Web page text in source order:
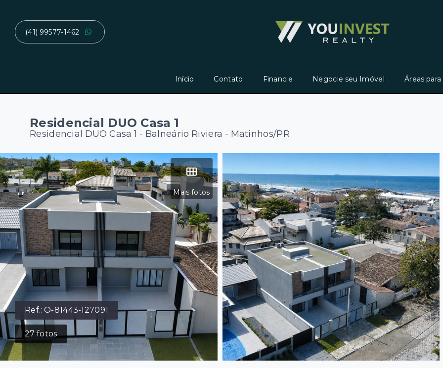
(41) 99577-1462
Início Contato Financie Negocie seu Imóvel Áreas
Residencial DUO Casa 1
Residencial DUO Casa 1 - Balneário Riviera - Matinhos/PR
Ref.:O-81443-127091
27fotos
Mais fotos